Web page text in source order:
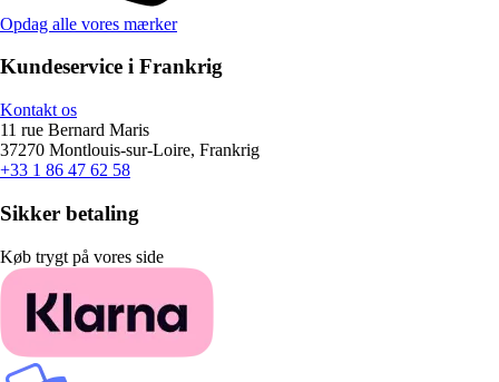
Opdag alle vores mærker
Kundeservice i Frankrig
Kontakt os
11 rue Bernard Maris
37270 Montlouis-sur-Loire, Frankrig
+33 1 86 47 62 58
Sikker betaling
Køb trygt på vores side